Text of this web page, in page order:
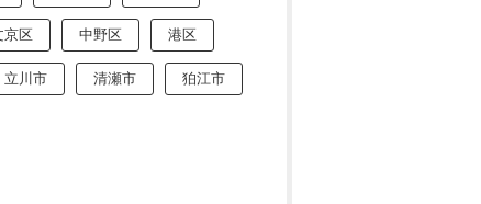
京区 中野区 港区
立川市 清瀬市 狛江市